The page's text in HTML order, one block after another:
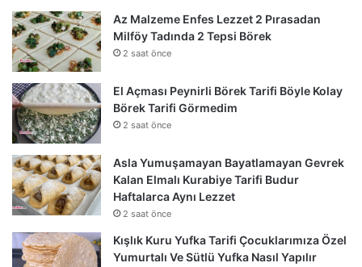
Az Malzeme Enfes Lezzet 2 Pırasadan
Milföy Tadında 2 Tepsi Börek
2 saat önce
El Açması Peynirli Börek Tarifi Böyle Kolay
Börek Tarifi Görmedim
2 saat önce
Asla Yumuşamayan Bayatlamayan Gevrek
Kalan Elmalı Kurabiye Tarifi Budur
Haftalarca Aynı Lezzet
2 saat önce
Kışlık Kuru Yufka Tarifi Çocuklarımıza Özel
Yumurtalı Ve Sütlü Yufka Nasıl Yapılır